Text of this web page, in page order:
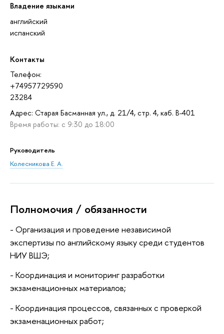
Владение языками
английский
испанский
Контакты
Телефон:
+74957729590
23284
Адрес: Старая Басманная ул., д. 21/4, стр. 4, каб. В-401
Время работы: с 9:30 до 18:00
Руководитель
Колесникова Е. А.
Полномочия / обязанности
- Организация и проведение независимой
экспертизы по английскому языку среди студентов
НИУ ВШЭ;
- Координация и мониторинг разработки
экзаменационных материалов;
- Координация процессов, связанных с проверкой
экзаменационных работ;